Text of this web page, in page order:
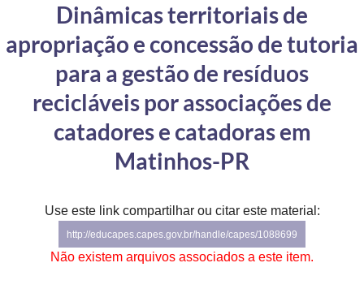
Controladoria-Geral da União
Ministério da Mulher, da Família e dos Direitos Humanos
Secretaria-Geral
Secretaria de Governo
Gabinete de Segurança Institucional
Banco Central do Brasil
Dinâmicas territoriais de
apropriação e concessão de tutoria
para a gestão de resíduos
recicláveis por associações de
catadores e catadoras em
Matinhos-PR
Use este link compartilhar ou citar este material:
http://educapes.capes.gov.br/handle/capes/1088699
Não existem arquivos associados a este item.